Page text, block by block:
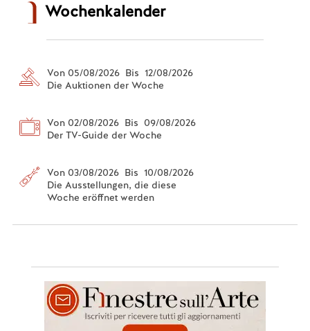
Wochenkalender
Von 05/08/2026 Bis 12/08/2026
Die Auktionen der Woche
Von 02/08/2026 Bis 09/08/2026
Der TV-Guide der Woche
Von 03/08/2026 Bis 10/08/2026
Die Ausstellungen, die diese
Woche eröffnet werden